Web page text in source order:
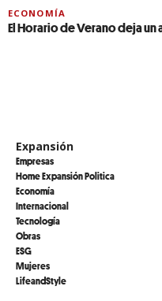
ECONOMÍA
El Horario de Verano deja un
Expansión
Empresas
Home Expansión Politica
Economía
Internacional
Tecnología
Obras
ESG
Mujeres
LifeandStyle